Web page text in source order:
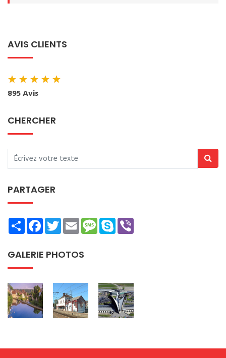
AVIS CLIENTS
★★★★★
895 Avis
CHERCHER
PARTAGER
ShareFacebookTwitterEmailMessage
Skype
GALERIE PHOTOS